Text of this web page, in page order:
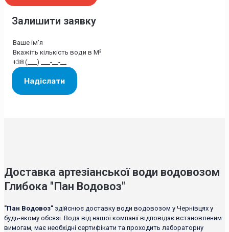
Залишити заявку
Доставка артезіанської води водовозом
Глибока "Пан Водовоз"
"Пан Водовоз" здійснює доставку води водовозом у Чернівцях у
будь-якому обсязі. Вода від нашої компанії відповідає встановленим
вимогам, має необхідні сертифікати та проходить лабораторну